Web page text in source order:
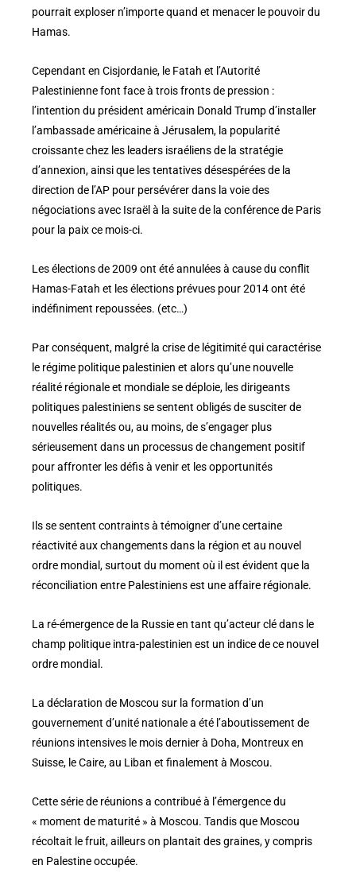
pourrait exploser n’importe quand et menacer le pouvoir du
Hamas.
Cependant en Cisjordanie, le Fatah et l’Autorité
Palestinienne font face à trois fronts de pression :
l’intention du président américain Donald Trump d’installer
l’ambassade américaine à Jérusalem, la popularité
croissante chez les leaders israéliens de la stratégie
d’annexion, ainsi que les tentatives désespérées de la
direction de l’AP pour persévérer dans la voie des
négociations avec Israël à la suite de la conférence de Paris
pour la paix ce mois-ci.
Les élections de 2009 ont été annulées à cause du conflit
Hamas-Fatah et les élections prévues pour 2014 ont été
indéfiniment repoussées. (etc…)
Par conséquent, malgré la crise de légitimité qui caractérise
le régime politique palestinien et alors qu’une nouvelle
réalité régionale et mondiale se déploie, les dirigeants
politiques palestiniens se sentent obligés de susciter de
nouvelles réalités ou, au moins, de s’engager plus
sérieusement dans un processus de changement positif
pour affronter les défis à venir et les opportunités
politiques.
Ils se sentent contraints à témoigner d’une certaine
réactivité aux changements dans la région et au nouvel
ordre mondial, surtout du moment où il est évident que la
réconciliation entre Palestiniens est une affaire régionale.
La ré-émergence de la Russie en tant qu’acteur clé dans le
champ politique intra-palestinien est un indice de ce nouvel
ordre mondial.
La déclaration de Moscou sur la formation d’un
gouvernement d’unité nationale a été l’aboutissement de
réunions intensives le mois dernier à Doha, Montreux en
Suisse, le Caire, au Liban et finalement à Moscou.
Cette série de réunions a contribué à l’émergence du
« moment de maturité » à Moscou. Tandis que Moscou
récoltait le fruit, ailleurs on plantait des graines, y compris
en Palestine occupée.